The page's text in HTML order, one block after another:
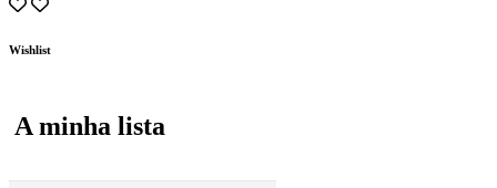
Wishlist
A minha lista